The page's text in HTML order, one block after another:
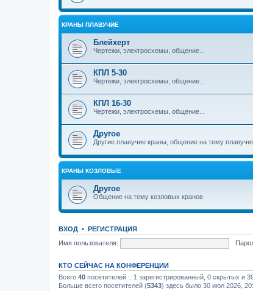
КРАНЫ ПЛАВУЧИЕ
Блейхерт
Чертежи, электросхемы, общение...
КПЛ 5-30
Чертежи, электросхемы, общение...
КПЛ 16-30
Чертежи, электросхемы, общение...
Другое
Другие плавучие краны, общение на тему
КРАНЫ КОЗЛОВЫЕ
Другое
Общение на тему козловых кранов
ВХОД • РЕГИСТРАЦИЯ
Имя пользователя:
КТО СЕЙЧАС НА КОНФЕРЕНЦИИ
Всего 40 посетителей :: 1 зарегистрированный, 0 скрытых и
Больше всего посетителей (5343) здесь было 30 июл 2026,